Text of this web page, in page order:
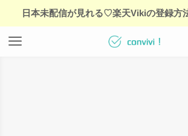
日本未配信が見れる♡楽天Vikiの登録方